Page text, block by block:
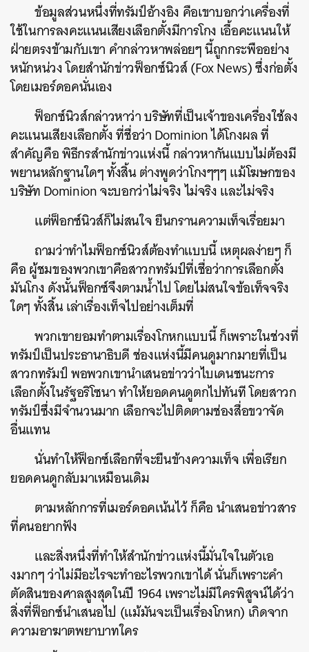
ข้อมูลส่วนหนึ่งที่ทรัมป์อ้างอิง คือเขาบอกว่าเครื่องที่
ใช้ในการลงคะแนนเสียงเลือกตั้งมีการโกง เอื้อคะแนนให้
ฝ่ายตรงข้ามกับเขา คำกล่าวหาพล่อยๆ นี้ถูกกระพืออย่าง
หนักหน่วง โดยสำนักข่าวฟ็อกซ์นิวส์ (Fox News) ซึ่งก่อตั้ง
โดยเมอร์ดอคนั่นเอง
ฟ็อกซ์นิวส์กล่าวหาว่า บริษัทที่เป็นเจ้าของเครื่องใช้ลง
คะแนนเสียงเลือกตั้ง ที่ชื่อว่า Dominion ได้โกงผล ที่
สำคัญคือ พิธีกรสำนักข่าวแห่งนี้ กล่าวหากันแบบไม่ต้องมี
พยานหลักฐานใดๆ ทั้งสิ้น ต่างพูดว่าโกงๆๆๆ แม้โฆษกของ
บริษัท Dominion จะบอกว่าไม่จริง ไม่จริง และไม่จริง
แต่ฟ็อกซ์นิวส์ก็ไม่สนใจ ยืนกรานความเท็จเรื่อยมา
ถามว่าทำไมฟ็อกซ์นิวส์ต้องทำแบบนี้ เหตุผลง่ายๆ ก็
คือ ผู้ชมของพวกเขาคือสาวกทรัมป์ที่เชื่อว่าการเลือกตั้ง
มันโกง ดังนั้นฟ็อกซ์จึงตามน้ำไป โดยไม่สนใจข้อเท็จจริง
ใดๆ ทั้งสิ้น เล่าเรื่องเท็จไปอย่างเต็มที่
พวกเขายอมทำตามเรื่องโกหกแบบนี้ ก็เพราะในช่วงที่
ทรัมป์เป็นประธานาธิบดี ช่องแห่งนี้มีคนดูมากมายที่เป็น
สาวกทรัมป์ พอพวกเขานำเสนอข่าวว่าไบเดนชนะการ
เลือกตั้งในรัฐอริโซนา ทำให้ยอดคนดูตกไปทันที โดยสาวก
ทรัมป์ซึ่งมีจำนวนมาก เลือกจะไปติดตามช่องสื่อขวาจัด
อื่นแทน
นั่นทำให้ฟ็อกซ์เลือกที่จะยืนข้างความเท็จ เพื่อเรียก
ยอดคนดูกลับมาเหมือนเดิม
ตามหลักการที่เมอร์ดอคเน้นไว้ ก็คือ นำเสนอข่าวสาร
ที่คนอยากฟัง
และสิ่งหนึ่งที่ทำให้สำนักข่าวแห่งนี้มั่นใจในตัวเอ
งมากๆ ว่าไม่มีอะไรจะทำอะไรพวกเขาได้ นั่นก็เพราะคำ
ตัดสินของศาลสูงสุดในปี 1964 เพราะไม่มีใครพิสูจน์ได้ว่า
สิ่งที่ฟ็อกซ์นำเสนอไป (แม้มันจะเป็นเรื่องโกหก) เกิดจาก
ความอาฆาตพยาบาทใคร